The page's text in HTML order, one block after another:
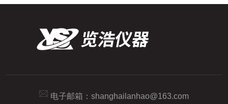
电子邮箱： shanghailanhao@163.com